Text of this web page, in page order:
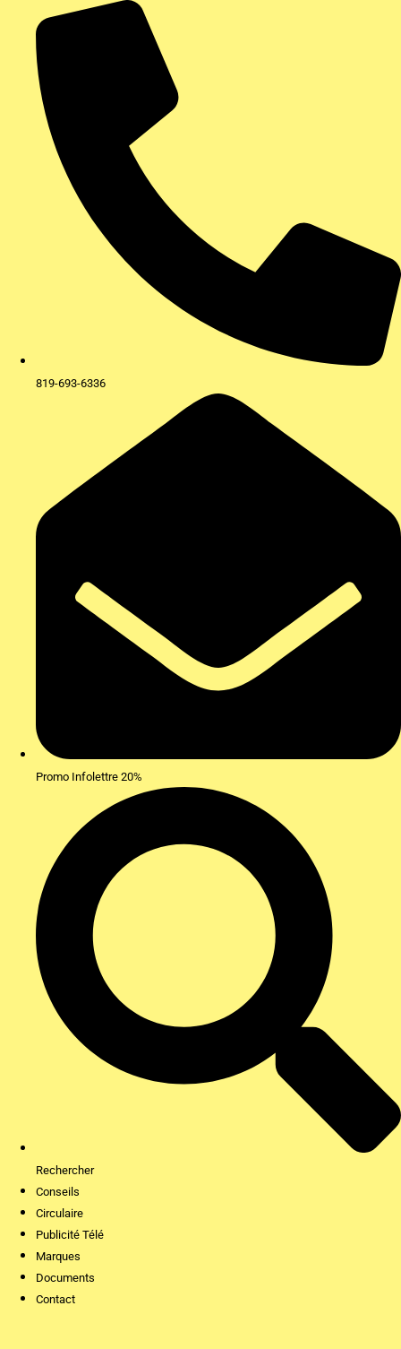
contenu
819-693-6336
Promo Infolettre 20%
Rechercher
Conseils
Circulaire
Publicité Télé
Marques
Documents
Contact